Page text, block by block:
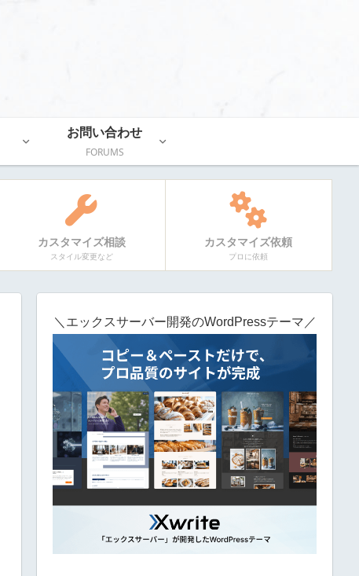
お問い合わせ
FORUMS
カスタマイズ相談
スタイル変更など
カスタマイズ依頼
プロに依頼
＼エックスサーバー開発のWordPressテーマ／